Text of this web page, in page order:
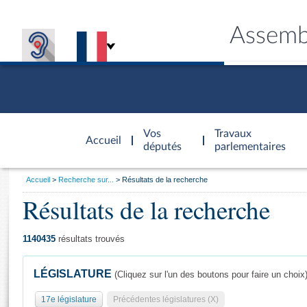
Accueil
d'accueil
Vos
députés
Travaux
parlementaires
Général
Vous
Accueil Recherche sur... Résultats de la recherche
Résultats de la recherche
1140435 résultats trouvés
LÉGISLATURE (Cliquez sur l'un des boutons pour faire un choix)
17e législature Précédentes législatures (X)